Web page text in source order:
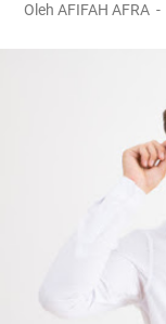
Oleh AFIFAH AFRA